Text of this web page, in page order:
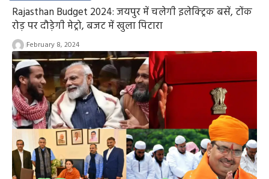
Rajasthan Budget 2024: जयपुर में चलेगी इलेक्ट्रिक बसें, टोंक
रोड़ पर दौड़ेगी मेट्रो, बजट में खुला पिटारा
February 8, 2024